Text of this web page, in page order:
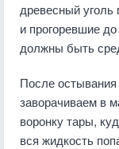
древесный уголь
и прогоревшие
должны быть
После
заворачиваем в
воронку тары,
вся жидкость